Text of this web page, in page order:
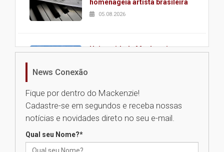
homenageia artista brasileira
05.08.2026
Universidade Mackenzie
Seminário discute desafios
das novas tecnologias em
News Conexão
Fique por dentro do Mackenzie!
Cadastre-se em segundos e receba nossas
notícias e novidades direto no seu e-mail.
Qual seu Nome?*